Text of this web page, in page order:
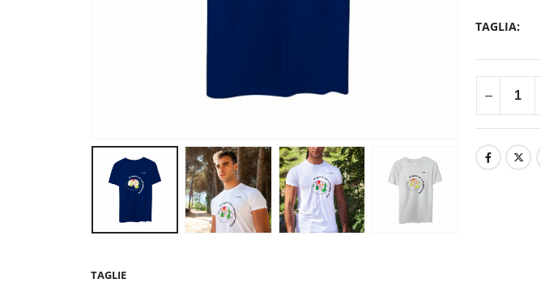
TAGLIA
TAGLIE